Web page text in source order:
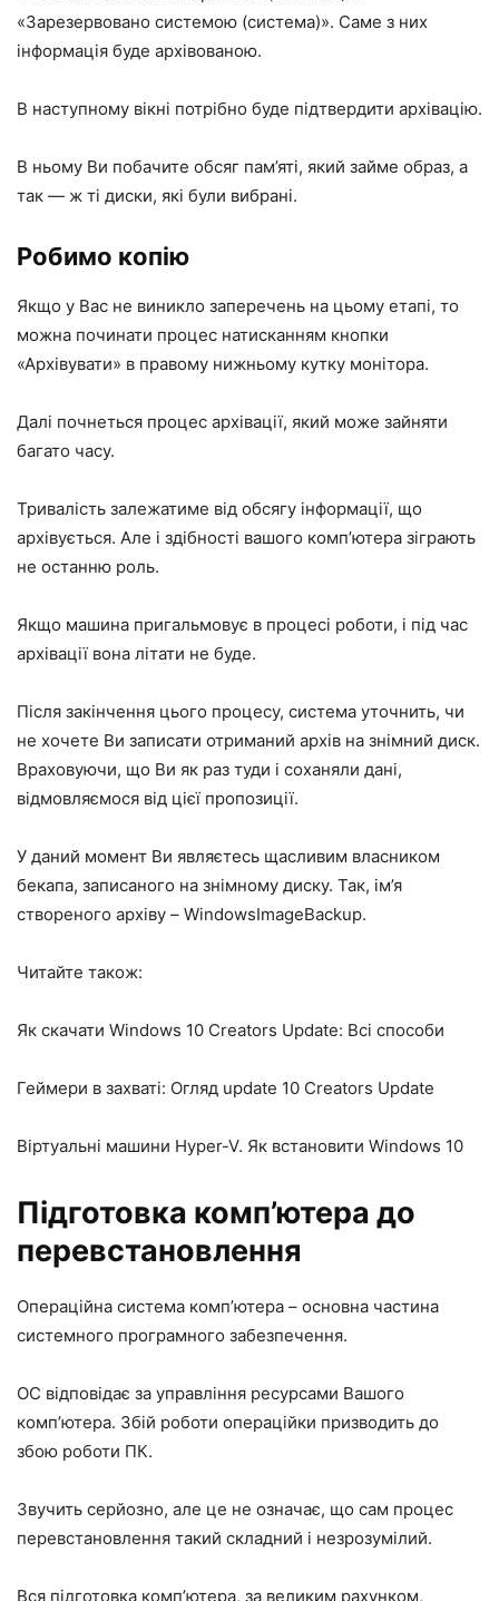
«Зарезервовано системою (система)». Саме з них
інформація буде архівованою.
В наступному вікні потрібно буде підтвердити архівацію.
В ньому Ви побачите обсяг пам’яті, який займе образ, а
так — ж ті диски, які були вибрані.
Робимо копію
Якщо у Вас не виникло заперечень на цьому етапі, то
можна починати процес натисканням кнопки
«Архівувати» в правому нижньому кутку монітора.
Далі почнеться процес архівації, який може зайняти
багато часу.
Тривалість залежатиме від обсягу інформації, що
архівується. Але і здібності вашого комп’ютера зіграють
не останню роль.
Якщо машина пригальмовує в процесі роботи, і під час
архівації вона літати не буде.
Після закінчення цього процесу, система уточнить, чи
не хочете Ви записати отриманий архів на знімний диск.
Враховуючи, що Ви як раз туди і соханяли дані,
відмовляємося від цієї пропозиції.
У даний момент Ви являєтесь щасливим власником
бекапа, записаного на знімному диску. Так, ім’я
створеного архіву – WindowsImageBackup.
Читайте також:
Як скачати Windows 10 Creators Update: Всі способи
Геймери в захваті: Огляд update 10 Creators Update
Віртуальні машини Hyper-V. Як встановити Windows 10
Підготовка комп’ютера до
перевстановлення
Операційна система комп’ютера – основна частина
системного програмного забезпечення.
ОС відповідає за управління ресурсами Вашого
комп’ютера. Збій роботи операційки призводить до
збою роботи ПК.
Звучить серйозно, але це не означає, що сам процес
перевстановлення такий складний і незрозумілий.
Вся підготовка комп’ютера, за великим рахунком,